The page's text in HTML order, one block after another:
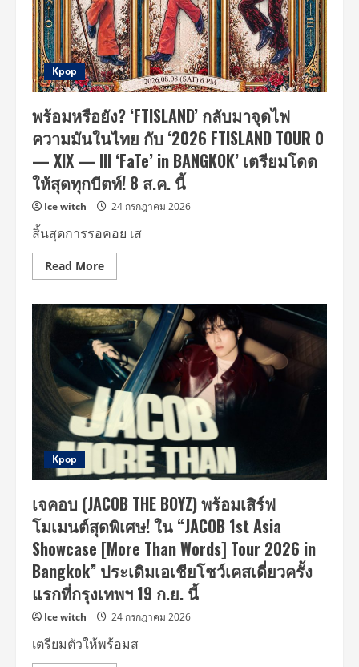
ขาย
บัตร
28
สิงหาคม
2569
เป็นต้น
ไป
พร้อม
โซโล่
โชว์
ครั้ง
ใหม่
‘Young
K
Solo
<YOUNGEST>
in
BANGKOK’
10
ตุลาคม
นี้
ที่
สาม
ย่าน
มิตร
ฮอลล์
Kpop
พร้อมหรือยัง? ‘FTISLAND’ กลับมาจุดไฟ
ความมันในไทย กับ ‘2026 FTISLAND TOUR 0
— XIX — III ‘FaTe’ in BANGKOK’ เตรียมโดด
ให้สุดทุกบีตท์! 8 ส.ค. นี้
Ice witch 24 กรกฎาคม 2026
สิ้นสุดการรอคอย เส
Read MoreRead
more
หรือ
ยัง?
‘FTISLAND’
กลับ
มา
จุด
ไฟ
ความ
มัน
ใน
ไทย
กับ
‘2026
FTISLAND
TOUR
0
XIX
—
III
‘FaTe’
in
BANGKOK’
เตรียม
โดด
ให้
สุด
ทุ
กบีตท์!
8
ส.ค.
Kpop
เจคอบ (JACOB THE BOYZ) พร้อมเสิร์ฟ
โมเมนต์สุดพิเศษ! ใน “JACOB 1st Asia
Showcase [More Than Words] Tour 2026 in
Bangkok” ประเดิมเอเชียโชว์เคสเดี่ยวครั้ง
แรกที่กรุงเทพฯ 19 ก.ย. นี้
Ice witch 24 กรกฎาคม 2026
เตรียมตัวให้พร้อมส